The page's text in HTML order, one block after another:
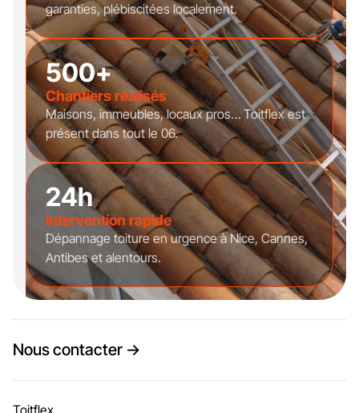
garanties, plébiscitées localement.
500+
Chantiers réalisés
Maisons, immeubles, locaux pros… Toitflex est
présent dans tout le 06.
24h
Intervention rapide
Dépannage toiture en urgence à Nice, Cannes,
Antibes et alentours.
Nous contacter →
Toitflex